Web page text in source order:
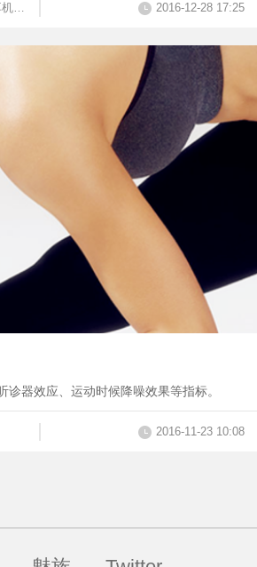
运动耳机 2016-12-28 17:25
器效应、运动时候降噪效果等指标。
2016-11-23 10:08